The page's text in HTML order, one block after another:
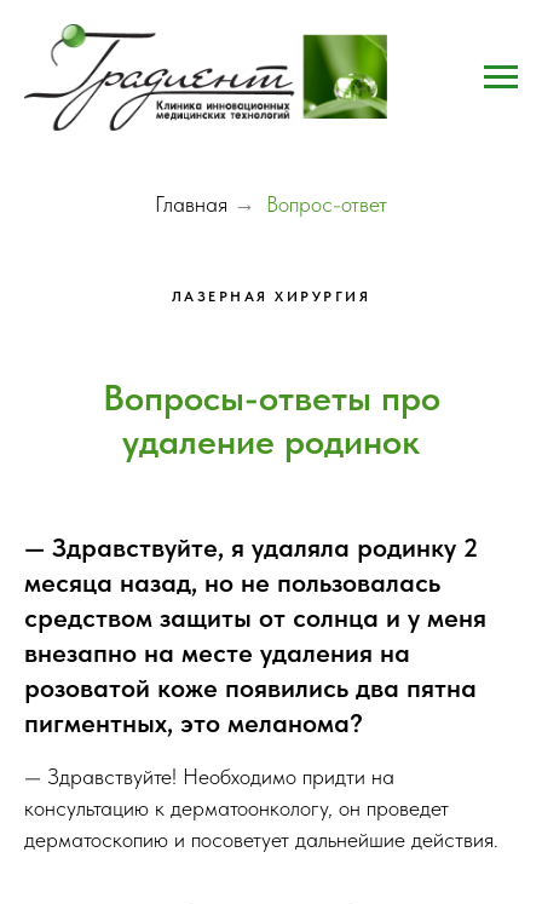
Главная → Вопрос-ответ
ЛАЗЕРНАЯ ХИРУРГИЯ
Вопросы-ответы про
удаление родинок
— Здравствуйте, я удаляла родинку 2
месяца назад, но не пользовалась
средством защиты от солнца и у меня
внезапно на месте удаления на
розоватой коже появились два пятна
пигментных, это меланома?
— Здравствуйте! Необходимо придти на
консультацию к дерматоонкологу, он проведет
дерматоскопию и посоветует дальнейшие действия.